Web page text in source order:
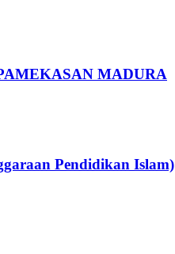
MADURA
Pendidikan Islam)